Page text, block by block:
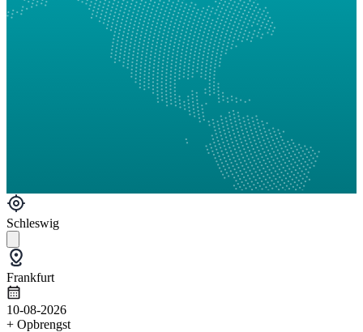
Schleswig
Frankfurt
10-08-2026
+ Opbrengst